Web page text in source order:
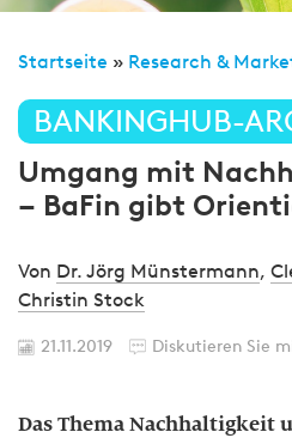
Startseite » Research &
BANKINGHUB-
Umgang mit
– BaFin gibt
Von Dr. Jörg Münstermann,
Christin Stock
21.11.2019 Diskutieren Sie
Das Thema Nachhaltigkeit